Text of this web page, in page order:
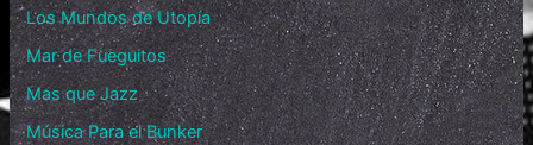
Los Mundos de Utopía
Mar de Fueguitos
Mas que Jazz
Música Para el Bunker